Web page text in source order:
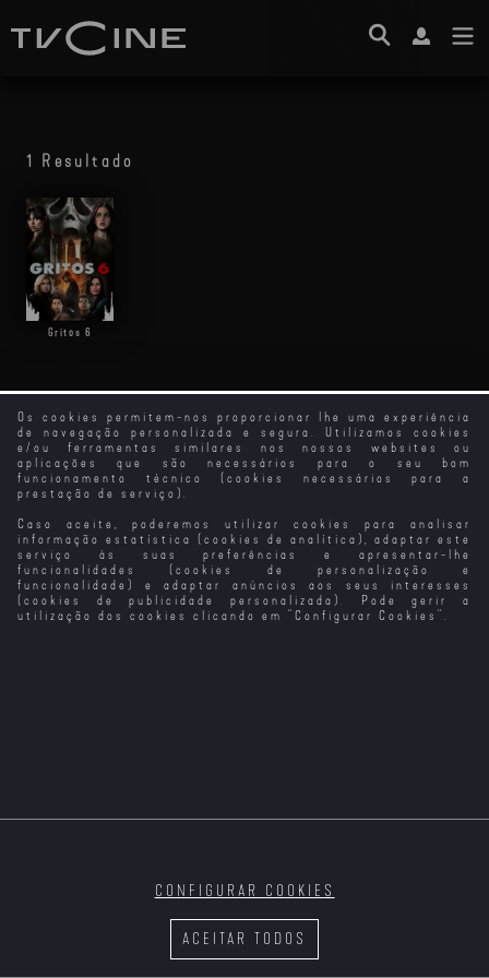
Os cookies permitem-nos proporcionar lhe uma experiência
de navegação personalizada e segura. Utilizamos cookies
e/ou ferramentas similares nos nossos websites ou
aplicações que são necessários para o seu bom
funcionamento técnico (cookies necessários para a
prestação de serviço).
Caso aceite, poderemos utilizar cookies para analisar
informação estatística (cookies de analítica), adaptar este
serviço às suas preferências e apresentar-lhe
funcionalidades (cookies de personalização e
funcionalidade) e adaptar anúncios aos seus interesses
(cookies de publicidade personalizada). Pode gerir a
utilização dos cookies clicando em " Configurar Cookies ".
ACEITAR TODOS
CONFIGURAR COOKIES
1 Resultado
Gritos 6